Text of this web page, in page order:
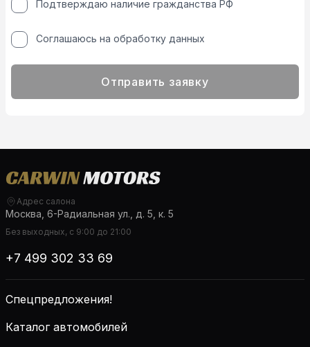
Подтверждаю наличие гражданства РФ
Соглашаюсь на обработку данных
Отправить заявку
Адрес салона
Москва, 6-Радиальная ул., д. 5, к. 5
Без выходных, с 9:00 до 21:00
+7 499 302 33 69
Спецпредложения!
Каталог автомобилей